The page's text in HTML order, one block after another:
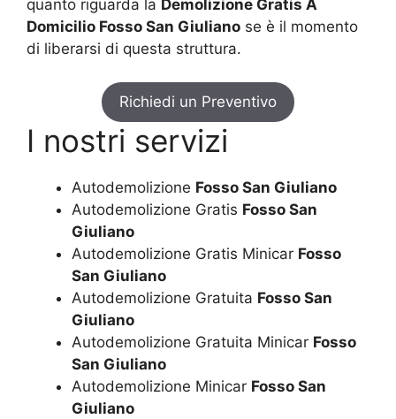
quanto riguarda la Demolizione Gratis A
Domicilio Fosso San Giuliano se è il momento
di liberarsi di questa struttura.
Richiedi un Preventivo
I nostri servizi
Autodemolizione Fosso San Giuliano
Autodemolizione Gratis Fosso San
Giuliano
Autodemolizione Gratis Minicar Fosso
San Giuliano
Autodemolizione Gratuita Fosso San
Giuliano
Autodemolizione Gratuita Minicar Fosso
San Giuliano
Autodemolizione Minicar Fosso San
Giuliano